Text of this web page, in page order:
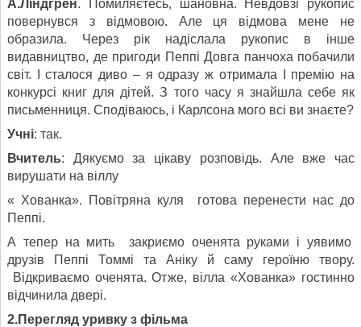
А.Ліндгрен. Помиляєтесь, шановна. Невдовзі рукопис
повернувся з відмовою. Але ця відмова мене не
образила. Через рік надіслала рукопис в інше
видавництво, де пригоди Пеппі Довга панчоха побачили
світ. І сталося диво – я одразу ж отримала І премію на
конкурсі книг для дітей. З того часу я знайшла себе як
письменниця. Сподіваюсь, і Карлсона мого всі ви знаєте?
Учні: так.
Вчитель: Дякуємо за цікаву розповідь. Але вже час
вирушати на віллу
« Хованка». Повітряна куля готова перенести нас до
Пеппі.
А тепер на мить закриємо оченята руками і уявимо
друзів Пеппі Томмі та Аніку й саму героїню твору.
Відкриваємо оченята. Отже, вілла «Хованка» гостинно
відчинила двері.
2.Перегляд уривку з фільма